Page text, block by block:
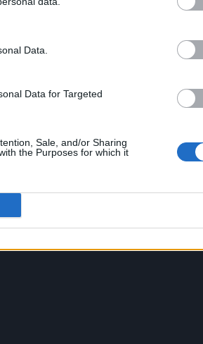
Data.
Data for Targeted
Sale, and/or Sharing
the Purposes for which it